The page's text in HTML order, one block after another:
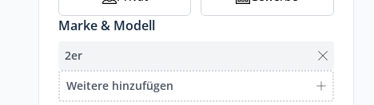
Marke & Modell
2er
Weitere hinzufügen